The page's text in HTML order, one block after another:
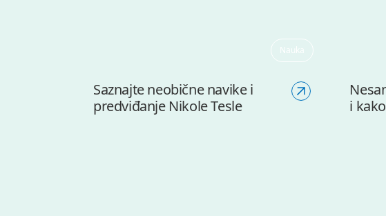
Nauka
Saznajte neobične navike i
predviđanje Nikole Tesle
i